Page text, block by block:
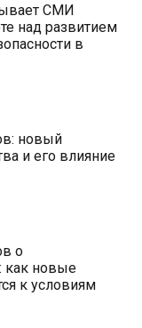
СМИ
над развитием
в
новый
и его влияние
о
как новые
к условиям